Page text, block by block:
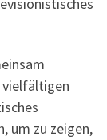
um zu zeigen,